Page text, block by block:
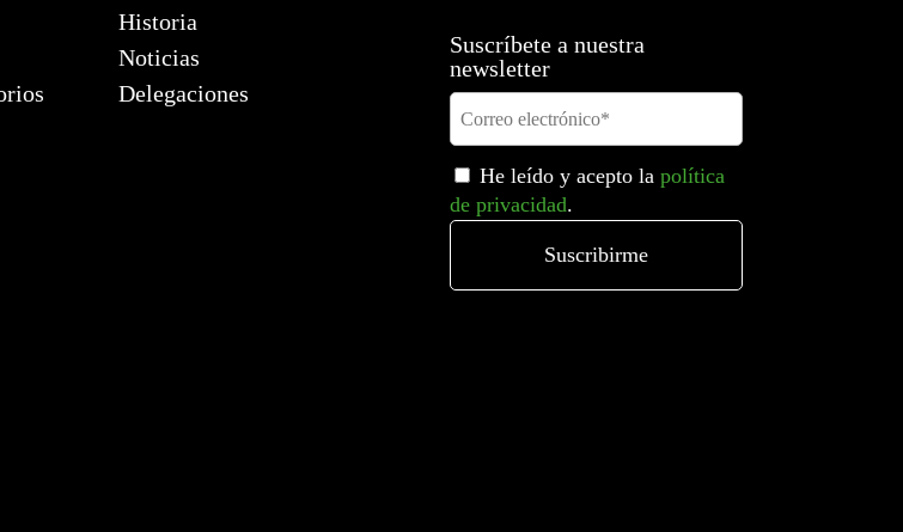
Historia
Noticias
Delegaciones
Suscríbete a nuestra
newsletter
He leído y acepto la política
de privacidad.